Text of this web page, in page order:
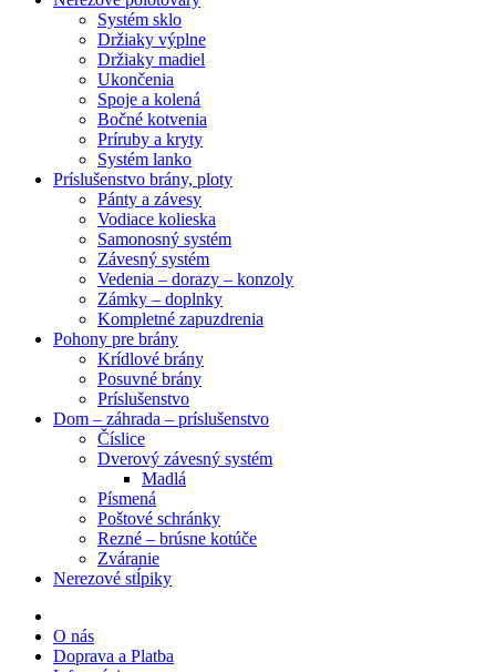
Systém sklo
Držiaky výplne
Držiaky madiel
Ukončenia
Spoje a kolená
Bočné kotvenia
Príruby a kryty
Systém lanko
Príslušenstvo brány, ploty
Pánty a závesy
Vodiace kolieska
Samonosný systém
Závesný systém
Vedenia – dorazy – konzoly
Zámky – doplnky
Kompletné zapuzdrenia
Pohony pre brány
Krídlové brány
Posuvné brány
Príslušenstvo
Dom – záhrada – príslušenstvo
Číslice
Dverový závesný systém
Madlá
Písmená
Poštové schránky
Rezné – brúsne kotúče
Zváranie
Nerezové stĺpiky
O nás
Doprava a Platba